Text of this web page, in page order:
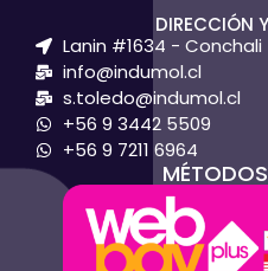
DIRECCIÓN
Lanin #1634 - Conchali
info@indumol.cl
s.toledo@indumol.cl
+56 9 3442 5509
+56 9 7211 6964